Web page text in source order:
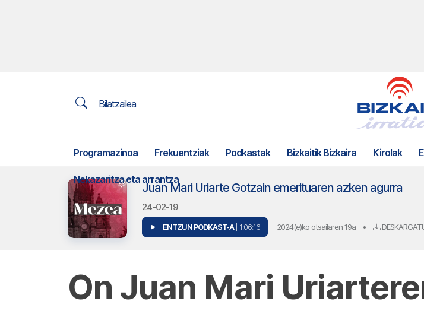
Bilatzailea
Programazinoa Frekuentziak Podkastak Bizkaitik Bizkaira Kirolak
Nekazaritza eta arrantza
Juan Mari Uriarte Gotzain emerituaren azken agurra
24-02-19
ENTZUN PODKAST-A | 1:06:16 2024(e)ko otsailaren 19a •
On Juan Mari